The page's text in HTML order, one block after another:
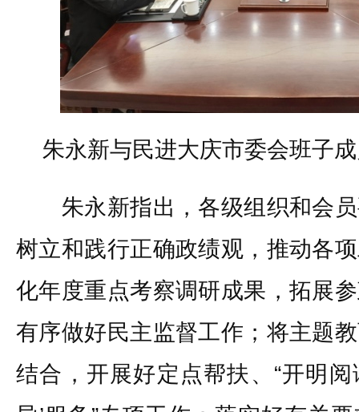
朱永新与民进大庆市委会班子
朱永新指出，各级组织和会员
树立和践行正确政绩观，推动各
化年度重点考察调研成果，拓展
有序做好民主监督工作；将主题
结合，开展好定点帮扶、“开明阅